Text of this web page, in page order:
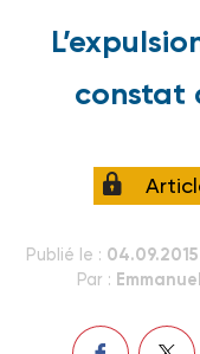
constat
Publié le : 04.09.2015
Par :